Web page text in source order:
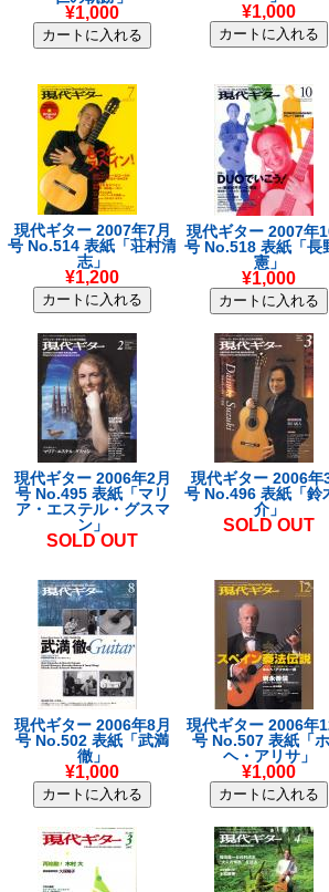
¥1,000 ¥1,000
現代ギター 2007年7月
号 No.514 表紙「荘村清
志」
¥1,200
現代ギター 2007年
号 No.518 表紙「長
憲」
¥1,000
現代ギター 2006年2月
号 No.495 表紙「マリ
ア・エステル・グスマ
ン」
SOLD OUT
現代ギター 2006年
号 No.496 表紙「鈴
介」
SOLD OUT
現代ギター 2006年8月
号 No.502 表紙「武満
徹」
¥1,000
現代ギター 2006年
号 No.507 表紙「
ヘ・アリサ」
¥1,000